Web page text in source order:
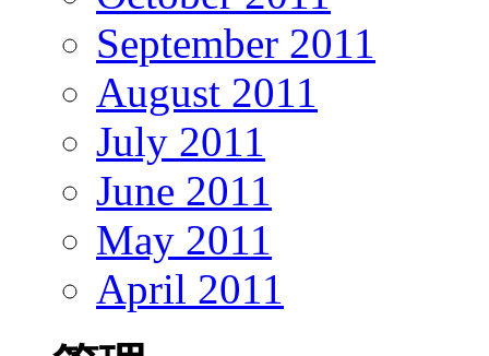
September 2011
August 2011
July 2011
June 2011
May 2011
April 2011